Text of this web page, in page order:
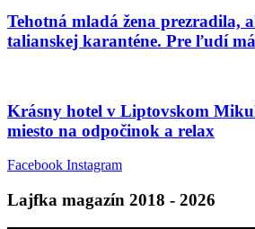
Tehotná mladá žena prezradila,
talianskej karanténe. Pre ľudí
Krásny hotel v Liptovskom
miesto na odpočinok a relax
Facebook Instagram
Lajfka magazín 2018 - 2026